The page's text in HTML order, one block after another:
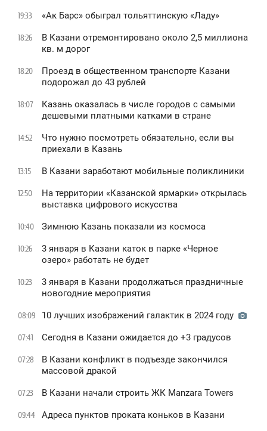
19:33 «Ак Барс» обыграл тольяттинскую «Ладу»
18:26
В Казани отремонтировано около 2,5 миллиона
кв. м дорог
18:20
Проезд в общественном транспорте Казани
подорожал до 43 рублей
18:07
Казань оказалась в числе городов с самыми
дешевыми платными катками в стране
14:52
Что нужно посмотреть обязательно, если вы
приехали в Казань
13:15 В Казани заработают мобильные поликлиники
12:50
На территории «Казанской ярмарки» открылась
выставка цифрового искусства
10:40 Зимнюю Казань показали из космоса
10:26
3 января в Казани каток в парке «Черное
oзеро» работать не будет
10:23
3 января в Казани продолжаться праздничные
новогодние мероприятия
08:09 10 лучших изображений галактик в 2024 году
07:41 Сегодня в Казани ожидается до +3 градусов
07:28
В Казани конфликт в подъезде закончился
массовой дракой
07:23 В Казани начали строить ЖК Manzara Towers
09:44 Адреса пунктов проката коньков в Казани